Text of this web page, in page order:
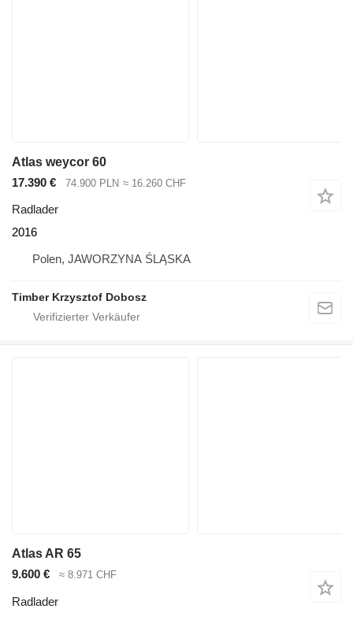
Atlas weycor 60
17.390 €
74.900 PLN ≈ 16.260 CHF
Radlader
2016
Polen, JAWORZYNA ŚLĄSKA
Timber Krzysztof Dobosz
Atlas AR 65
9.600 €
≈ 8.971 CHF
Radlader